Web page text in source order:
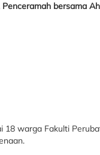
bersama
18 warga Fakulti